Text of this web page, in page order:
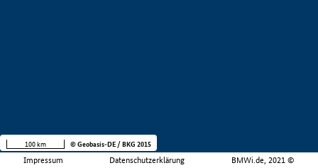
Impressum Datenschutzerklärung BMWi.de, 2021 ©
100 km © Geobasis-DE / BKG 2015